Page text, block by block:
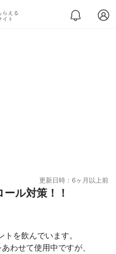
らえる
イト
更新日時：6ヶ月以上前
ル対策！！
を飲んでいます。
わせて使用中ですが、